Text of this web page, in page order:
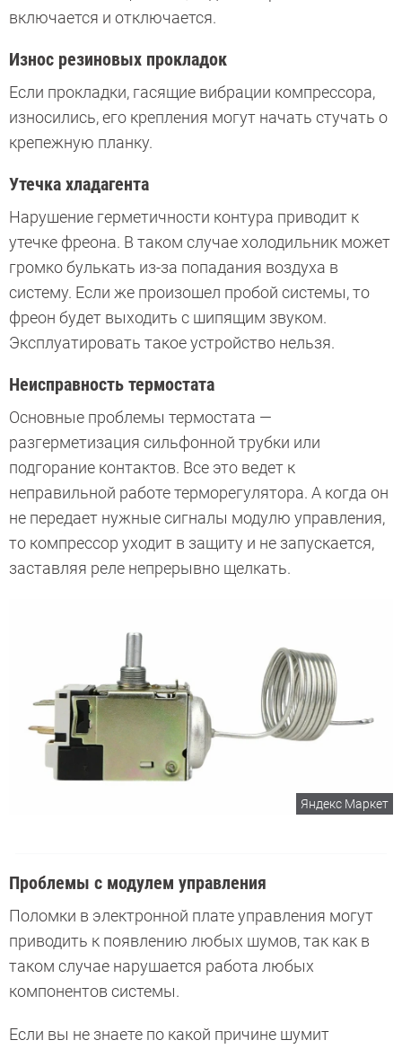
включается и отключается.
Износ резиновых прокладок
Если прокладки, гасящие вибрации компрессора,
износились, его крепления могут начать стучать о
крепежную планку.
Утечка хладагента
Нарушение герметичности контура приводит к
утечке фреона. В таком случае холодильник может
громко булькать из-за попадания воздуха в
систему. Если же произошел пробой системы, то
фреон будет выходить с шипящим звуком.
Эксплуатировать такое устройство нельзя.
Неисправность термостата
Основные проблемы термостата —
разгерметизация сильфонной трубки или
подгорание контактов. Все это ведет к
неправильной работе терморегулятора. А когда он
не передает нужные сигналы модулю управления,
то компрессор уходит в защиту и не запускается,
заставляя реле непрерывно щелкать.
Яндекс Маркет
Проблемы с модулем управления
Поломки в электронной плате управления могут
приводить к появлению любых шумов, так как в
таком случае нарушается работа любых
компонентов системы.
Если вы не знаете по какой причине шумит